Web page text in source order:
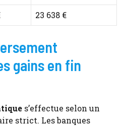
23 638 €
gains en fin
s’effectue selon un
strict. Les banques